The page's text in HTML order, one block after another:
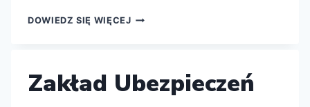
DOWIEDZ SIĘ WIĘCEJPIERWSZY
Zakład Ubezpieczeń